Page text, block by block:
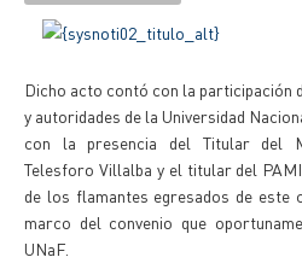
Dicho acto contó con la participación
y autoridades de la Universidad
con la presencia del Titular del
Telesforo Villalba y el titular del
de los flamantes egresados de este
marco del convenio que
UNaF.